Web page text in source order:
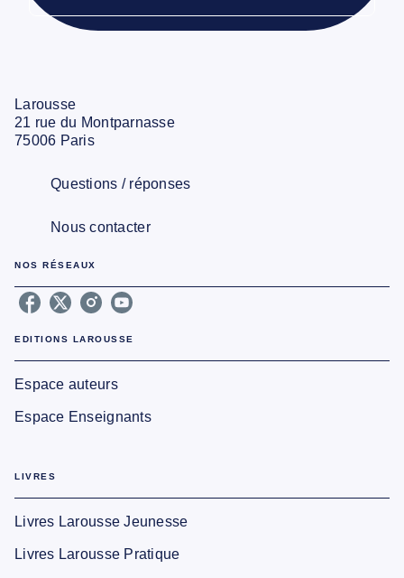
Larousse
21 rue du Montparnasse
75006 Paris
Questions / réponses
Nous contacter
NOS RÉSEAUX
EDITIONS LAROUSSE
Espace auteurs
Espace Enseignants
LIVRES
Livres Larousse Jeunesse
Livres Larousse Pratique